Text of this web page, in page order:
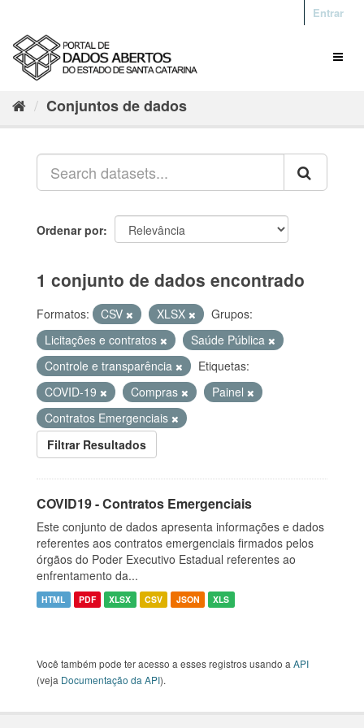
Entrar
Conjuntos de dados
Ordenar por
1 conjunto de dados encontrado
Formatos: CSV XLSX
Grupos:
Licitações e contratos
Saúde Pública
Controle e transparência
Etiquetas:
COVID-19
Compras
Painel
Contratos Emergenciais
Filtrar Resultados
COVID19 - Contratos Emergenciais
Este conjunto de dados apresenta informações e dados
referentes aos contratos emergenciais firmados pelos
órgãos do Poder Executivo Estadual referentes ao
enfrentamento da...
HTML PDF XLSX CSV JSON XLS
Você também pode ter acesso a esses registros usando a API
(veja Documentação da API).